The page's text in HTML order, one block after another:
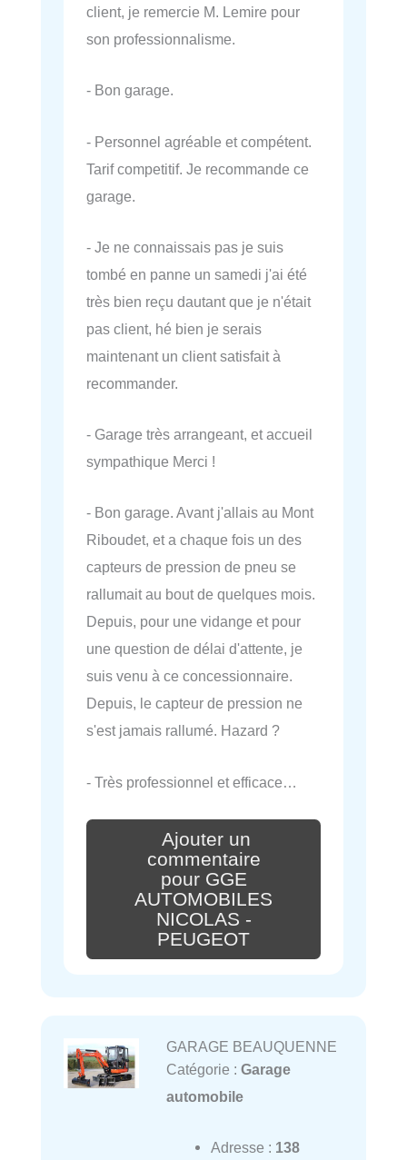
client, je remercie M. Lemire pour
son professionnalisme.
- Bon garage.
- Personnel agréable et compétent.
Tarif competitif. Je recommande ce
garage.
- Je ne connaissais pas je suis
tombé en panne un samedi j'ai été
très bien reçu dautant que je n'était
pas client, hé bien je serais
maintenant un client satisfait à
recommander.
- Garage très arrangeant, et accueil
sympathique Merci !
- Bon garage. Avant j'allais au Mont
Riboudet, et a chaque fois un des
capteurs de pression de pneu se
rallumait au bout de quelques mois.
Depuis, pour une vidange et pour
une question de délai d'attente, je
suis venu à ce concessionnaire.
Depuis, le capteur de pression ne
s'est jamais rallumé. Hazard ?
- Très professionnel et efficace…
Ajouter un
commentaire
pour GGE
AUTOMOBILES
NICOLAS -
PEUGEOT
GARAGE BEAUQUENNE
Catégorie : Garage
automobile
Adresse : 138